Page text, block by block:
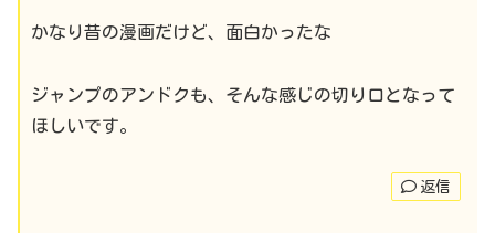
かなり昔の漫画だけど、面白かったな
ジャンプのアンドクも、そんな感じの切り口となって
ほしいです。
返信